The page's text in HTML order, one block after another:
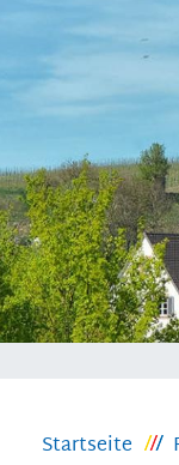
Startseite